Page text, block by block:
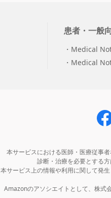
患者・一般
Medical
Medical
本サービスにおける医師・医療従事
診断・治療を必要とする
本サービス上の情報や利用に関して発
Amazonのアソシエイトとして、株式